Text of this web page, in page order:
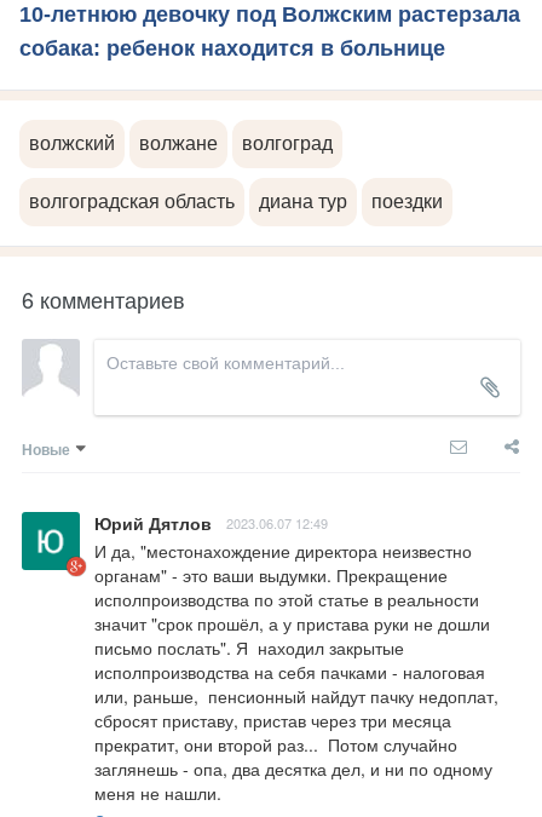
10-летнюю девочку под Волжским растерзала
собака: ребенок находится в больнице
волжский волжане волгоград
волгоградская область диана тур поездки
6 комментариев
Новые
Юрий Дятлов 2023.06.07 12:49
И да, "местонахождение директора неизвестно
органам" - это ваши выдумки. Прекращение
исполпроизводства по этой статье в реальности
значит "срок прошёл, а у пристава руки не дошли
письмо послать". Я  находил закрытые
исполпроизводства на себя пачками - налоговая
или, раньше,  пенсионный найдут пачку недоплат,
сбросят приставу, пристав через три месяца
прекратит, они второй раз...  Потом случайно
заглянешь - опа, два десятка дел, и ни по одному
меня не нашли.